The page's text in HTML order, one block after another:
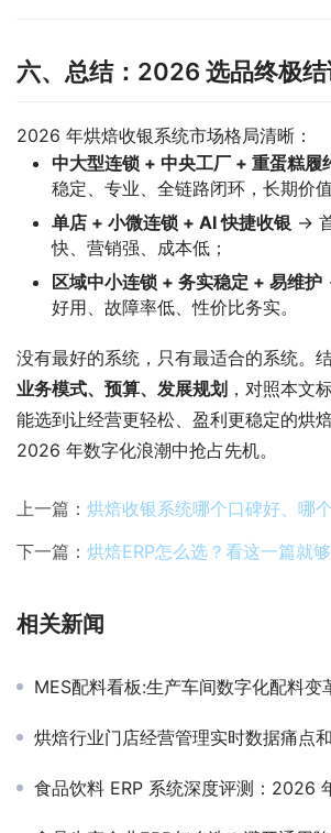
六、总结：2026 选品终极
2026 年烘焙收银系统市场格局清晰：
中大型连锁 + 中央工厂 + 重蛋糕履
稳定、专业、全链路闭环，长期价
单店 + 小微连锁 + AI 快捷收银 →
快、营销强、成本低；
区域中小连锁 + 务实稳定 + 易维护
好用、故障率低、性价比务实。
没有最好的系统，只有最适合的系统。
业务模式、预算、发展规划 ，对照本文
能选到让经营更轻松、盈利更稳定的烘
2026 年数字化浪潮中抢占先机。
上一篇： 烘焙收银系统哪个口碑好、哪个比较靠谱
下一篇： 烘焙ERP怎么选？看这一篇就
相关新闻
MES配料看板:生产车间数字化配料变
烘焙行业门店经营管理实时数据痛点
食品饮料 ERP 系统深度评测：2026 年选型指